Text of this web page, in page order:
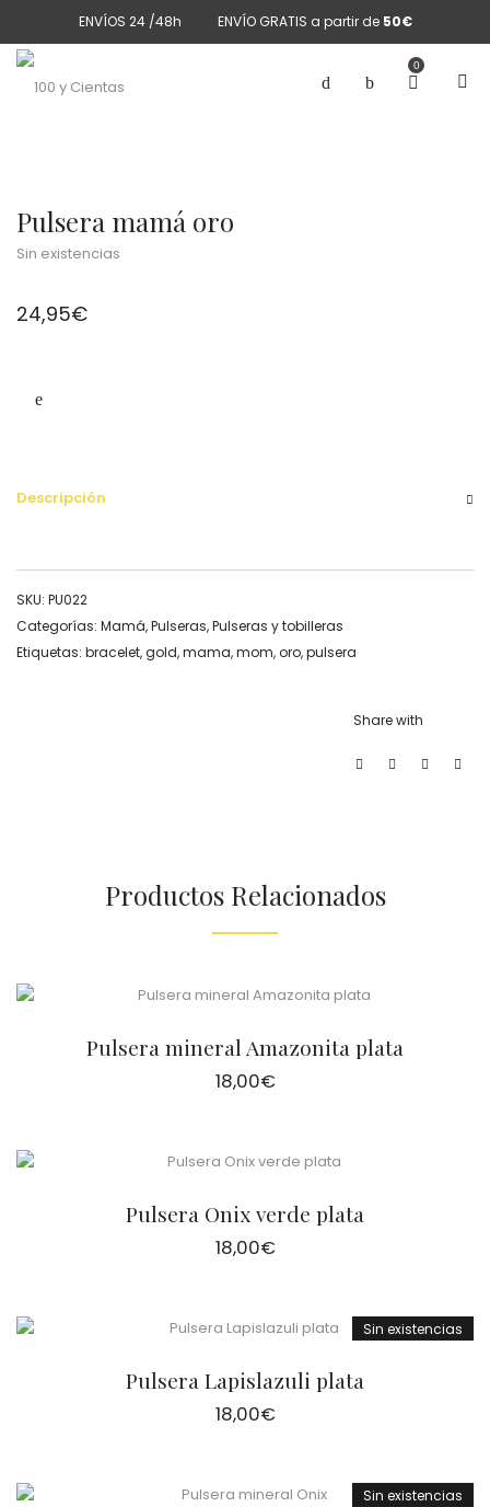
ENVÍOS 24 /48h ENVÍO GRATIS a partir de 50€
0
Pulsera mamá oro
Sin existencias
24,95€
Descripción
SKU: PU022
Categorías: Mamá,Pulseras,Pulseras y tobilleras
Etiquetas: bracelet,gold,mama,mom,oro,pulsera
Share with
Productos Relacionados
Pulsera mineral Amazonita plata
18,00€
Pulsera Onix verde plata
18,00€
Sin existencias
Pulsera Lapislazuli plata
18,00€
Sin existencias